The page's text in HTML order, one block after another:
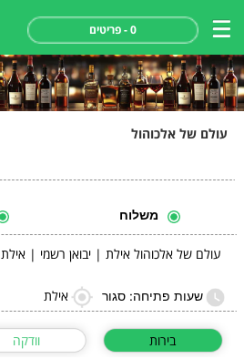
0 - פריטים
עולם של אלכוהול
משלוח
עולם של אלכוהול אילת | יבואן רשמי | אילת
שעות פתיחה: סגור אילת
בירות וודקה